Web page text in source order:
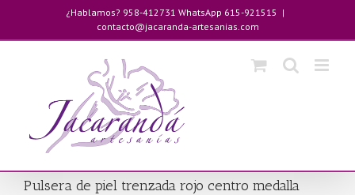
contenido
¿Hablamos? 958-412731 WhatsApp 615-921515 |
contacto@jacaranda-artesanias.com
Pulsera de piel trenzada rojo centro medalla